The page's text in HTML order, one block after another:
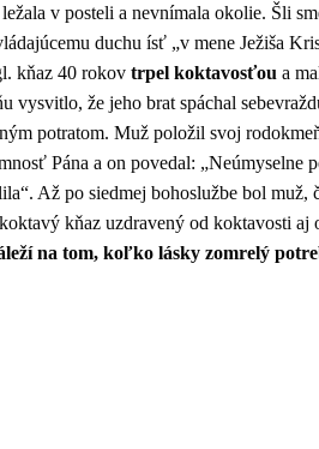
v posteli a nevnímala okolie. Šli
duchu ísť „v mene Ježiša
kňaz 40 rokov trpel koktavosťou a
vysvitlo, že jeho brat spáchal
potratom. Muž položil svoj
Pána a on povedal: „Neúmyselne
Až po siedmej bohoslužbe bol muž,
kňaz uzdravený od koktavosti aj
na tom, koľko lásky zomrelý